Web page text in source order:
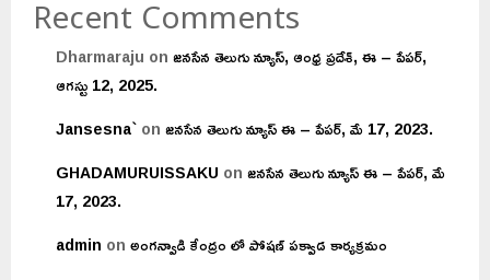
Recent Comments
Dharmaraju onజనసేన తెలుగు న్యూస్, ఆంధ్ర ప్రదేశ్, ఈ – పేపర్,
ఆగస్టు 12, 2025.
Jansesna`onజనసేన తెలుగు న్యూస్ ఈ – పేపర్, మే 17, 2023.
GHADAMURUISSAKU onజనసేన తెలుగు న్యూస్ ఈ – పేపర్, మే
17, 2023.
admin onఅంగన్వాడి కేంద్రం లో పోషణ్ పక్వాడ కార్యక్రమం